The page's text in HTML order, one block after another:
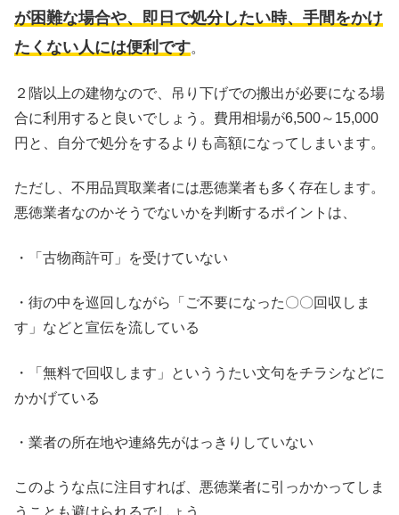
が困難な場合や、即日で処分したい時、手間をかけ
たくない人には便利です。
２階以上の建物なので、吊り下げでの搬出が必要になる場
合に利用すると良いでしょう。費用相場が6,500～15,000
円と、自分で処分をするよりも高額になってしまいます。
ただし、不用品買取業者には悪徳業者も多く存在します。
悪徳業者なのかそうでないかを判断するポイントは、
・「古物商許可」を受けていない
・街の中を巡回しながら「ご不要になった〇〇回収しま
す」などと宣伝を流している
・「無料で回収します」といううたい文句をチラシなどに
かかげている
・業者の所在地や連絡先がはっきりしていない
このような点に注目すれば、悪徳業者に引っかかってしま